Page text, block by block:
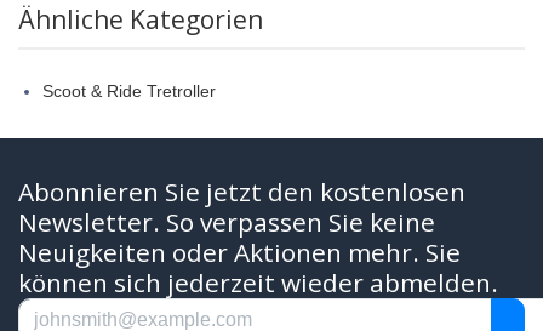
Ähnliche Kategorien
Scoot & Ride Tretroller
Abonnieren Sie jetzt den kostenlosen
Newsletter. So verpassen Sie keine
Neuigkeiten oder Aktionen mehr. Sie
können sich jederzeit wieder abmelden.